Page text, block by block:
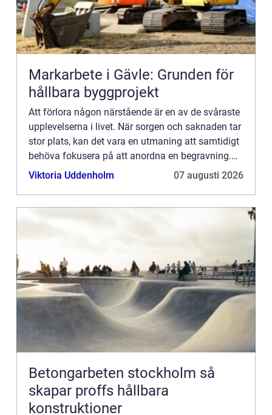
Markarbete i Gävle: Grunden för
hållbara byggprojekt
Att förlora någon närstående är en av de svåraste
upplevelserna i livet. När sorgen och saknaden tar
stor plats, kan det vara en utmaning att samtidigt
behöva fokusera på att anordna en begravning.
Det...
Viktoria Uddenholm 07 augusti 2026
Betongarbeten stockholm så
skapar proffs hållbara
konstruktioner